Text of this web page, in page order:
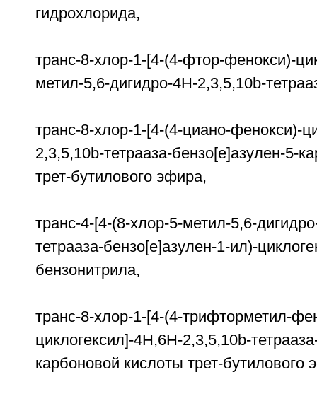
гидрохлорида,
транс-8-хлор-1-[4-(4-фтор-фенокси)-
метил-5,6-дигидро-4H-2,3,5,10b-
транс-8-хлор-1-[4-(4-циано-фенокси)-
2,3,5,10b-тетрааза-бензо[е]азулен-
трет-бутилового эфира,
транс-4-[4-(8-хлор-5-метил-5,6-
тетрааза-бензо[е]азулен-1-ил)-
бензонитрила,
транс-8-хлор-1-[4-(4-трифторметил-
циклогексил]-4H,6H-2,3,5,10b-
карбоновой кислоты трет-бутилового